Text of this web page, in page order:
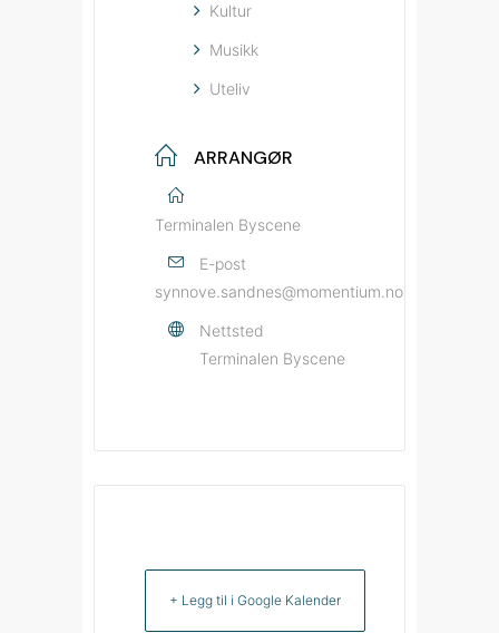
Kultur
Musikk
Uteliv
ARRANGØR
Terminalen Byscene
E-post
synnove.sandnes@momentium.no
Nettsted
Terminalen Byscene
+ Legg til i Google Kalender